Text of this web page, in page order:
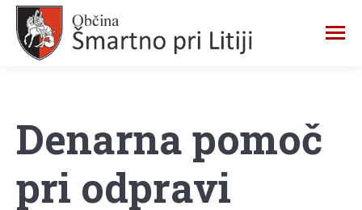
Denarna pomoč
pri odpravi